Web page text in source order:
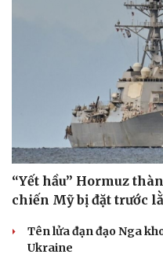
“Yết hầu” Hormuz
chiến Mỹ bị đặt trước
Tên lửa đạn đạo Nga
Ukraine